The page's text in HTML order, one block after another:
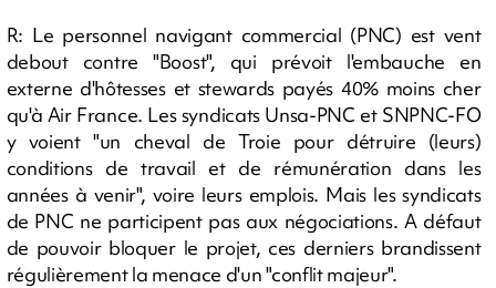
R: Le personnel navigant commercial (PNC) est vent
debout contre "Boost", qui prévoit l'embauche en
externe d'hôtesses et stewards payés 40% moins cher
qu'à Air France. Les syndicats Unsa-PNC et SNPNC-FO
y voient "un cheval de Troie pour détruire (leurs)
conditions de travail et de rémunération dans les
années à venir", voire leurs emplois. Mais les syndicats
de PNC ne participent pas aux négociations. A défaut
de pouvoir bloquer le projet, ces derniers brandissent
régulièrement la menace d'un "conflit majeur".